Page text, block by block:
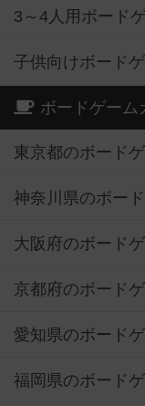
3～4人用ボード
子供向けボード
ボードゲーム
東京都のボード
神奈川県のボー
大阪府のボード
京都府のボード
愛知県のボード
福岡県のボード